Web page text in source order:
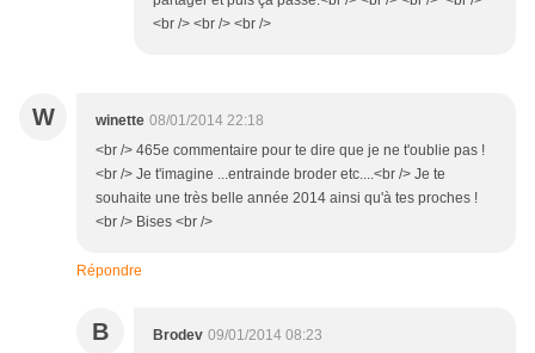
<br /> <br /> <br />
W winette 08/01/2014 22:18
<br /> 465e commentaire pour te dire que je ne t'oublie pas !
<br /> Je t'imagine ...entrainde broder etc....<br /> Je te
souhaite une très belle année 2014 ainsi qu'à tes proches !
<br /> Bises <br />
Répondre
B Brodev 09/01/2014 08:23